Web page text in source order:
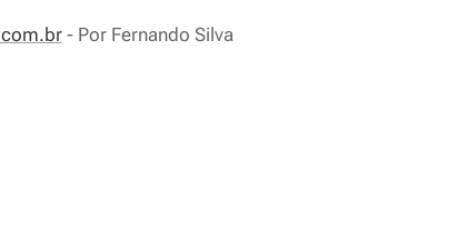
- Por Fernando Silva